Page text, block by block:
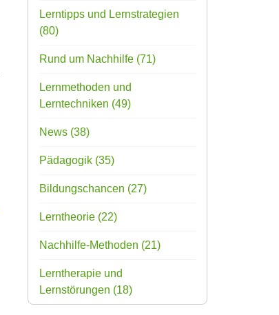
Lerntipps und Lernstrategien
(80)
Rund um Nachhilfe (71)
Lernmethoden und
Lerntechniken (49)
News (38)
Pädagogik (35)
Bildungschancen (27)
Lerntheorie (22)
Nachhilfe-Methoden (21)
Lerntherapie und
Lernstörungen (18)